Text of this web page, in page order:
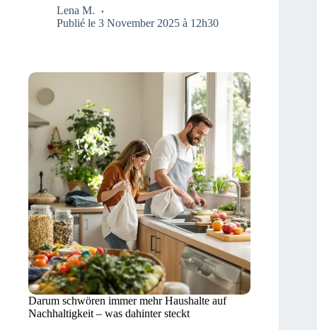
Lena M.
Publié le 3 November 2025 à 12h30
Darum schwören immer mehr Haushalte auf
Nachhaltigkeit – was dahinter steckt